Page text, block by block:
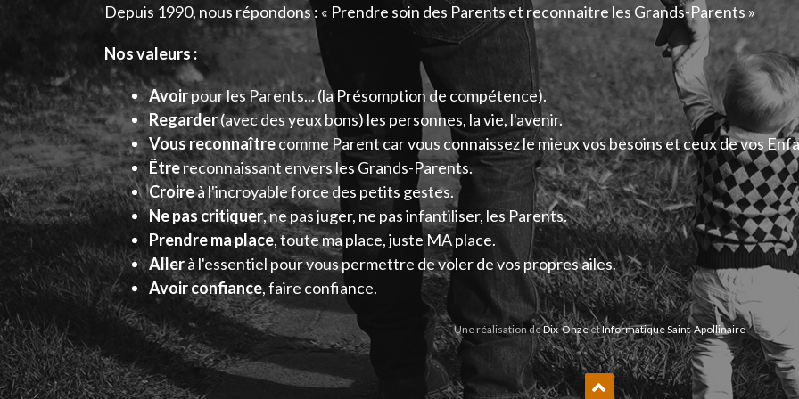
Depuis 1990, nous répondons : « Prendre soin des Parents et reconnaitre les Grands-Parents »
Nos valeurs :
Avoirpour les Parents... (la Présomption de compétence).
Regarder(avec des yeux bons) les personnes, la vie, l'avenir.
Vous reconnaîtrecomme Parent car vous connaissez le mieux vos besoins et ceux de vos
Êtrereconnaissant envers les Grands-Parents.
Croireà l'incroyable force des petits gestes.
Ne pas critiquer, ne pas juger, ne pas infantiliser, les Parents.
Prendre ma place, toute ma place, juste MA place.
Allerà l'essentiel pour vous permettre de voler de vos propres ailes.
Avoir confiance, faire confiance.
Une réalisation deDix-OnzeetInformatique Saint-Apollinaire